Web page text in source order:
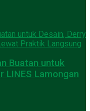
Buatan untuk
LINES Lamongan